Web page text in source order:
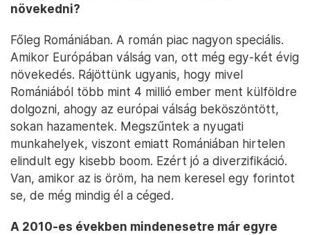
növekedni?
Főleg Romániában. A román piac nagyon speciális.
Amikor Európában válság van, ott még egy-két évig
növekedés. Rájöttünk ugyanis, hogy mivel
Romániából több mint 4 millió ember ment külföldre
dolgozni, ahogy az európai válság beköszöntött,
sokan hazamentek. Megszűntek a nyugati
munkahelyek, viszont emiatt Romániában hirtelen
elindult egy kisebb boom. Ezért jó a diverzifikáció.
Van, amikor az is öröm, ha nem keresel egy forintot
se, de még mindig él a céged.
A 2010-es években mindenesetre már egyre